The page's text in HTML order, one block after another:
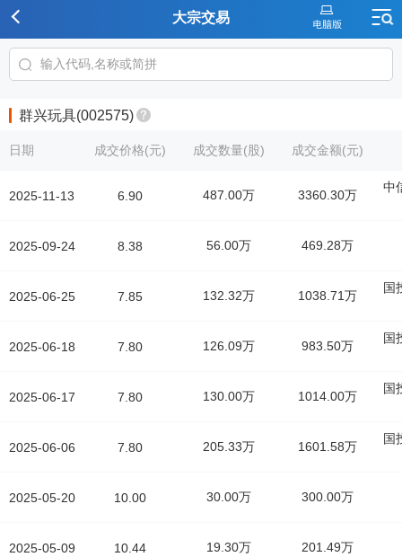
大宗交易
群兴玩具(002575)
日期
2025-11-13
2025-09-24
2025-06-25
2025-06-18
2025-06-17
2025-06-06
2025-05-20
2025-05-09
成交价格(元) 成交数量(股) 成交金额(元)
6.90 487.00万 3360.30万
中
8.38 56.00万 469.28万
7.85 132.32万 1038.71万
国
7.80 126.09万 983.50万
国
7.80 130.00万 1014.00万
国
7.80 205.33万 1601.58万
国
10.00 30.00万 300.00万
10.44 19.30万 201.49万